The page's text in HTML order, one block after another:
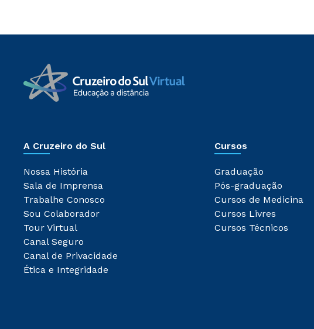
A Cruzeiro do Sul
Nossa História
Sala de Imprensa
Trabalhe Conosco
Sou Colaborador
Tour Virtual
Canal Seguro
Canal de Privacidade
Ética e Integridade
Cursos
Graduação
Pós-graduação
Cursos de Medicina
Cursos Livres
Cursos Técnicos